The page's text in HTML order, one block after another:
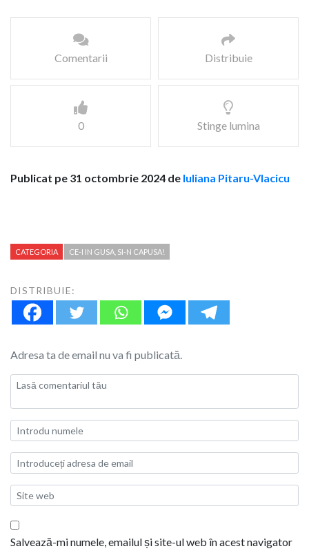
Comentarii Distribuie
0 Stinge lumina
Publicat pe 31 octombrie 2024 de Iuliana Pitaru-Vlacicu
CATEGORIA CE-I IN GUSA, SI-N CAPUSA!
DISTRIBUIE:
Adresa ta de email nu va fi publicată.
Salvează-mi numele, emailul și site-ul web în acest navigator